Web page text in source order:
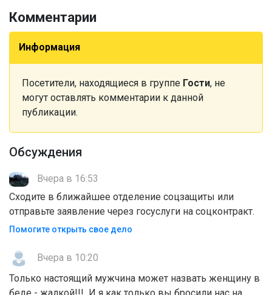
Комментарии
Информация
Посетители, находящиеся в группе Гости, не
могут оставлять комментарии к данной
публикации.
Обсуждения
Вчера в 16:53
Сходите в ближайшее отделение соцзащиты или
отправьте заявление через госуслуги на соцконтракт.
Помогите открыть свое дело
Вчера в 10:20
Только настоящий мужчина может назвать женщину в